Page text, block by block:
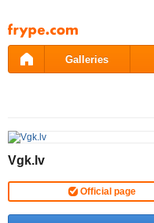
Pāriet
uz
saturu
Galleries
Vgk.lv
Official page